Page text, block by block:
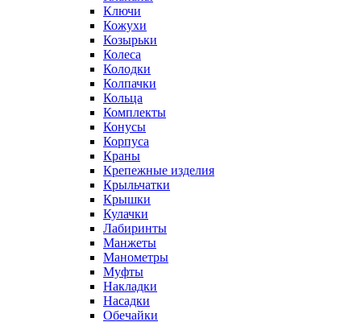
Ключи
Кожухи
Козырьки
Колеса
Колодки
Колпачки
Кольца
Комплекты
Конусы
Корпуса
Краны
Крепежные изделия
Крыльчатки
Крышки
Кулачки
Лабиринты
Манжеты
Манометры
Муфты
Накладки
Насадки
Обечайки